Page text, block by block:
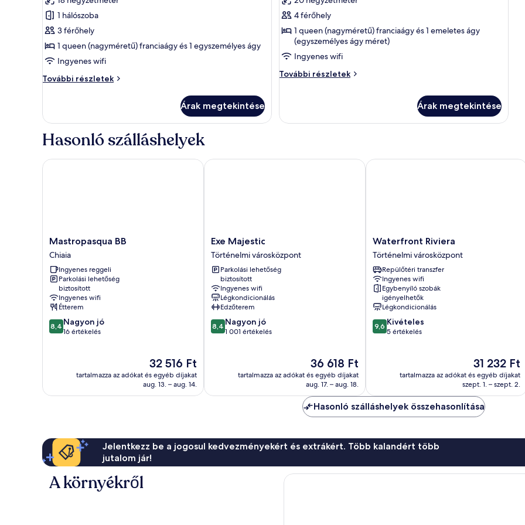
udvari
részletei
összes
képének
megtekintése:
Comfort
háromágyas
szoba,
1
privát
fürdőszoba,
udvari
1 hálószoba
3 férőhely
1 queen (nagyméretű) franciaágy és 1 egyszemélyes ágy
Ingyenes wifi
További részletek
Comfort
hálószobával,
fürdőszoba,
további
Árak megtekintése
összes
képének
megtekintése:
Családi
négágyas
szoba,
privát
fürdőszoba,
4 férőhely
1 queen (nagyméretű) franciaágy és 1 emeletes ágy
(egyszemélyes ágy méret)
Ingyenes wifi
További részletek
Családi
hálószobával,
privát
további
Árak megtekintése
Hasonló szálláshelyek
Mastropasqua
BB
Chiaia
Mastropasqua BB
Chiaia
Ingyenes reggeli
Parkolási lehetőség
biztosított
Ingyenes wifi
Étterem
8.4
ennyiből:
8,4 Nagyon jó
16 értékelés
Az
ár
32 516 Ft
32 516 Ft
tartalmazza az adókat és egyéb díjakat
aug. 13. – aug. 14.
Mastropasqua BB
Exe
Majestic
Történelmi
városközpont
Exe Majestic
Történelmi városközpont
Parkolási lehetőség
biztosított
Ingyenes wifi
Légkondicionálás
Edzőterem
8.4
ennyiből:
8,4 Nagyon jó
1 001 értékelés
Az
ár
36 618 Ft
36 618 Ft
tartalmazza az adókat és egyéb díjakat
aug. 17. – aug. 18.
Exe Majestic
Waterfront
Riviera
Történelmi
városközpont
Waterfront Riviera
Történelmi városközpont
Repülőtéri transzfer
Ingyenes wifi
Egybenyíló szobák
igényelhetők
Légkondicionálás
9.6
ennyiből:
értékelés
9,6 Kivételes
5 értékelés
Az
ár
31 232 Ft
31 232 Ft
tartalmazza az adókat és egyéb díjakat
szept. 1. – szept. 2.
Waterfront Riviera
Hasonló szálláshelyek összehasonlítása
Jelentkezz be a jogosul kedvezményekért és extrákért. Több kalandért több
jutalom jár!
A környékről